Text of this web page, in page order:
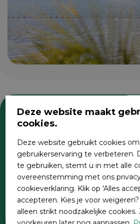
Deze website maakt
cookies.
Deze website gebruikt cookies
gebruikerservaring te verbeteren.
te gebruiken, stemt u in met alle
overeenstemming met ons
cookieverklaring. Klik op 'Alles
accepteren. Kies je voor
alleen strikt noodzakelijke cookies.